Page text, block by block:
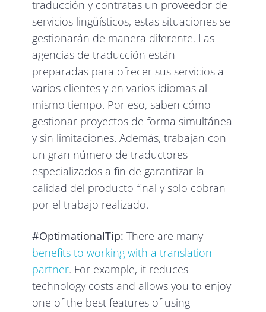
traducción y contratas un proveedor de
servicios lingüísticos, estas situaciones se
gestionarán de manera diferente. Las
agencias de traducción están
preparadas para ofrecer sus servicios a
varios clientes y en varios idiomas al
mismo tiempo. Por eso, saben cómo
gestionar proyectos de forma simultánea
y sin limitaciones. Además, trabajan con
un gran número de traductores
especializados a fin de garantizar la
calidad del producto final y solo cobran
por el trabajo realizado.
#OptimationalTip: There are many
benefits to working with a translation
partner. For example, it reduces
technology costs and allows you to enjoy
one of the best features of using